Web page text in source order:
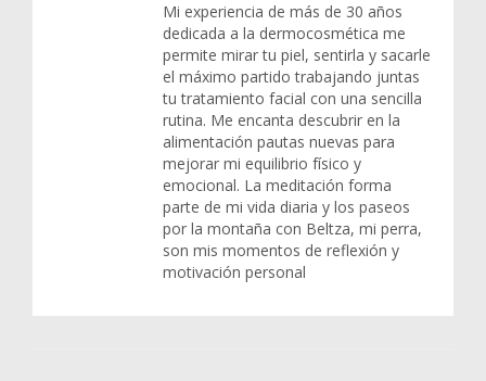
Mi experiencia de más de 30 años
dedicada a la dermocosmética me
permite mirar tu piel, sentirla y sacarle
el máximo partido trabajando juntas
tu tratamiento facial con una sencilla
rutina. Me encanta descubrir en la
alimentación pautas nuevas para
mejorar mi equilibrio físico y
emocional. La meditación forma
parte de mi vida diaria y los paseos
por la montaña con Beltza, mi perra,
son mis momentos de reflexión y
motivación personal